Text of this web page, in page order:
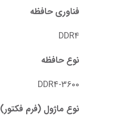
فناوری حافظه
DDR4
نوع حافظه
DDR4-3600
نوع ماژول (فرم فکتور)